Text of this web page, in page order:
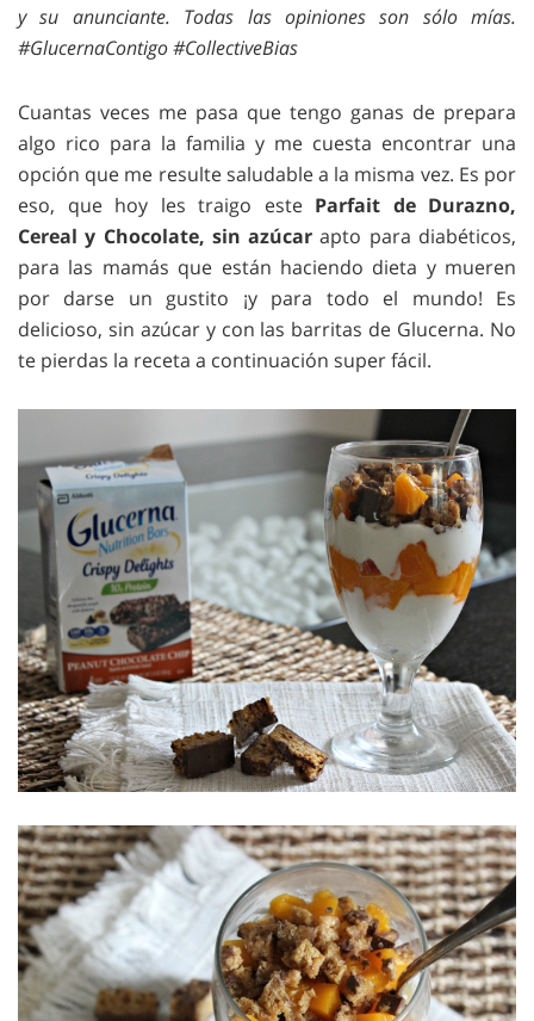
y su anunciante. Todas las opiniones son sólo mías.
#GlucernaContigo #CollectiveBias
Cuantas veces me pasa que tengo ganas de prepara
algo rico para la familia y me cuesta encontrar una
opción que me resulte saludable a la misma vez. Es por
eso, que hoy les traigo este Parfait de Durazno,
Cereal y Chocolate, sin azúcar apto para diabéticos,
para las mamás que están haciendo dieta y mueren
por darse un gustito ¡y para todo el mundo! Es
delicioso, sin azúcar y con las barritas de Glucerna. No
te pierdas la receta a continuación super fácil.